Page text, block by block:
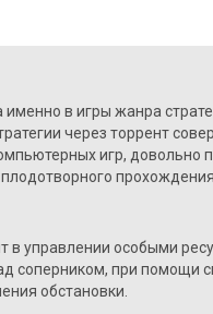
в игры жанра
через торрент
игр, довольно
в управлении особыми
соперником, при помощи
обстановки.